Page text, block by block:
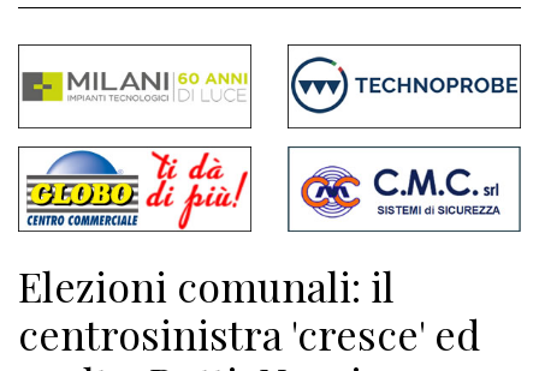
commenti
Contenuti
del
sito
Meteo
Elezioni comunali: il
centrosinistra 'cresce' ed